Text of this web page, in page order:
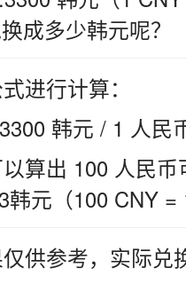
成多少韩元呢？
进行计算：
韩元 / 1 人民
算出 100 人民
韩元（100 CNY =
供参考，实际